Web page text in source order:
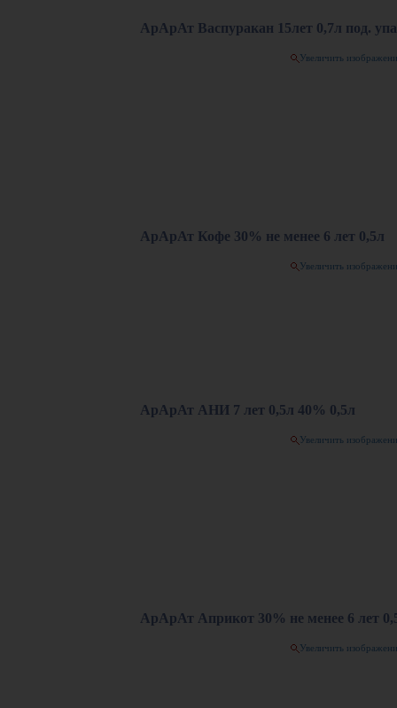
АрАрАт Васпуракан 15лет 0,7л под.
Увеличить
АрАрАт Кофе 30% не менее 6 лет 0,5л
Увеличить
АрАрАт АНИ 7 лет 0,5л 40% 0,5л
Увеличить
АрАрАт Априкот 30% не менее 6 лет
Увеличить